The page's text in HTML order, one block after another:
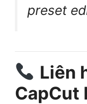
preset
Liên
CapCut